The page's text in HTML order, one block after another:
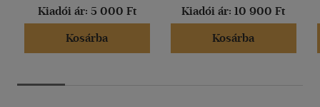
Kiadói ár: 5 000 Ft
Kosárba
Kiadói ár: 10 900 Ft
Kosárba